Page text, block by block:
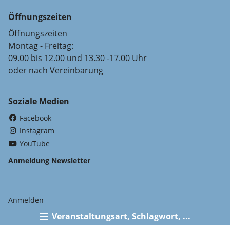
Veranstaltungsart, Schlagwort, ...
Öffnungszeiten
Öffnungszeiten
Montag - Freitag:
09.00 bis 12.00 und 13.30 -17.00 Uhr
oder nach Vereinbarung
Soziale Medien
Facebook
Instagram
YouTube
Anmeldung Newsletter
Anmelden